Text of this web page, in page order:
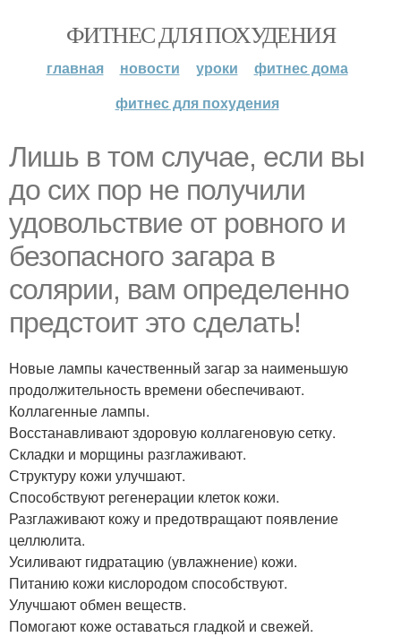
ФИТНЕС ДЛЯ ПОХУДЕНИЯ
главная новости уроки
фитнес дома
фитнес для похудения
Лишь в том случае, если вы
до сих пор не получили
удовольствие от ровного и
безопасного загара в
солярии, вам определенно
предстоит это сделать!
Новые лампы качественный загар за наименьшую
продолжительность времени обеспечивают.
Коллагенные лампы.
Восстанавливают здоровую коллагеновую сетку.
Складки и морщины разглаживают.
Структуру кожи улучшают.
Способствуют регенерации клеток кожи.
Разглаживают кожу и предотвращают появление
целлюлита.
Усиливают гидратацию (увлажнение) кожи.
Питанию кожи кислородом способствуют.
Улучшают обмен веществ.
Помогают коже оставаться гладкой и свежей.